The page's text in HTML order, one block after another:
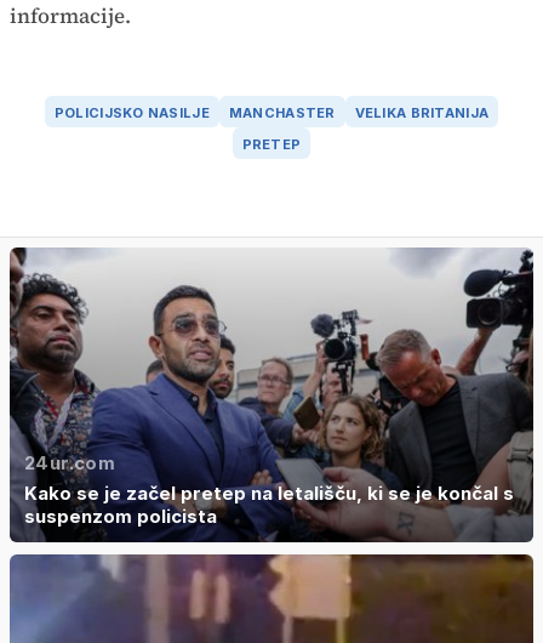
informacije.
POLICIJSKO NASILJE MANCHASTER
VELIKA BRITANIJA
PRETEP
24ur.com
Kako se je začel pretep na letališču, ki se je končal s
suspenzom policista